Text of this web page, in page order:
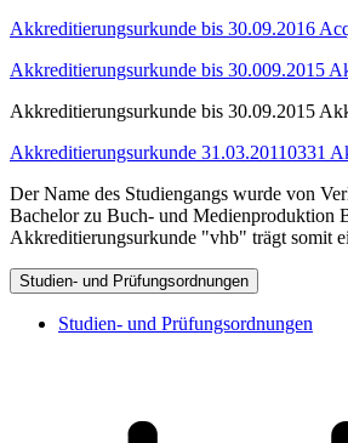
Akkreditierungsurkunde bis 30.09.2016
Akkreditierungsurkunde bis 30.009.2015
Akkreditierungsurkunde bis 30.09.2015
Akkreditierungsurkunde 31.03.20110331
Der Name des Studiengangs wurde von
Bachelor zu Buch- und Medienproduktion
Akkreditierungsurkunde "vhb" trägt somit
Studien- und Prüfungsordnungen
Studien- und Prüfungsordnungen